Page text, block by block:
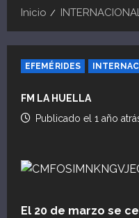
Inicio
EFEMÉRIDES
FM LA HUELLA
Publicado el 1 año
El 20 de marzo se